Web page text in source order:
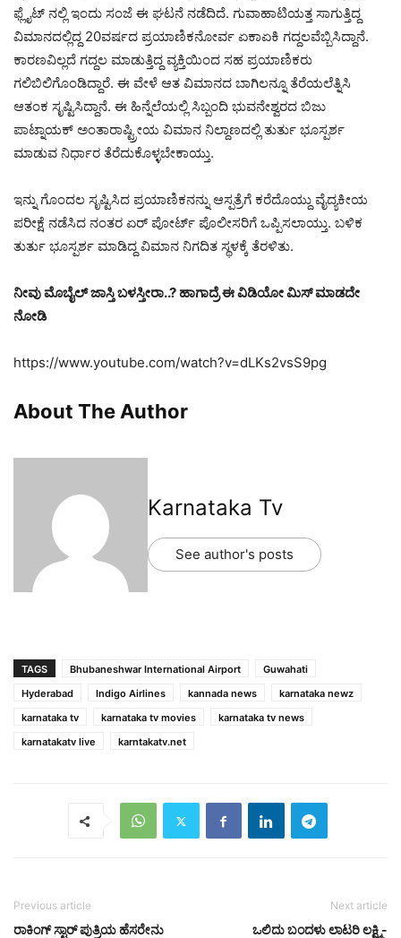
ಫ್ಲೈಟ್ ನಲ್ಲಿ ಇಂದು ಸಂಜೆ ಈ ಘಟನೆ ನಡೆದಿದೆ. ಗುವಾಹಾಟಿಯತ್ತ ಸಾಗುತ್ತಿದ್ದ
ವಿಮಾನದಲ್ಲಿದ್ದ 20ವರ್ಷದ ಪ್ರಯಾಣಿಕನೋರ್ವ ಏಕಾಏಕಿ ಗದ್ದಲವೆಬ್ಬಿಸಿದ್ದಾನೆ.
ಕಾರಣವಿಲ್ಲದೆ ಗದ್ದಲ ಮಾಡುತ್ತಿದ್ದ ವ್ಯಕ್ತಿಯಿಂದ ಸಹ ಪ್ರಯಾಣಿಕರು
ಗಲಿಬಿಲಿಗೊಂಡಿದ್ದಾರೆ. ಈ ವೇಳೆ ಆತ ವಿಮಾನದ ಬಾಗಿಲನ್ನೂ ತೆರೆಯಲೆತ್ನಿಸಿ
ಆತಂಕ ಸೃಷ್ಟಿಸಿದ್ದಾನೆ. ಈ ಹಿನ್ನೆಲೆಯಲ್ಲಿ ಸಿಬ್ಬಂದಿ ಭುವನೇಶ್ವರದ ಬಿಜು
ಪಾಟ್ನಾಯಕ್ ಅಂತಾರಾಷ್ಟ್ರೀಯ ವಿಮಾನ ನಿಲ್ದಾಣದಲ್ಲಿ ತುರ್ತು ಭೂಸ್ಪರ್ಶ
ಮಾಡುವ ನಿರ್ಧಾರ ತೆರೆದುಕೊಳ್ಳಬೇಕಾಯ್ತು.
ಇನ್ನು ಗೊಂದಲ ಸೃಷ್ಟಿಸಿದ ಪ್ರಯಾಣಿಕನನ್ನು ಆಸ್ಪತ್ರೆಗೆ ಕರೆದೊಯ್ದು ವೈದ್ಯಕೀಯ
ಪರೀಕ್ಷೆ ನಡೆಸಿದ ನಂತರ ಏರ್ ಪೋರ್ಟ್ ಪೊಲೀಸರಿಗೆ ಒಪ್ಪಿಸಲಾಯ್ತು. ಬಳಿಕ
ತುರ್ತು ಭೂಸ್ಪರ್ಶ ಮಾಡಿದ್ದ ವಿಮಾನ ನಿಗದಿತ ಸ್ಥಳಕ್ಕೆ ತೆರಳಿತು.
ನೀವು ಮೊಬೈಲ್ ಜಾಸ್ತಿ ಬಳಸ್ತೀರಾ..? ಹಾಗಾದ್ರೆ ಈ ವಿಡಿಯೋ ಮಿಸ್ ಮಾಡದೇ
ನೋಡಿ
https://www.youtube.com/watch?v=dLKs2vsS9pg
About The Author
Karnataka Tv
See author's posts
TAGS Bhubaneshwar International Airport
Guwahati
Hyderabad
Indigo Airlines kannada news
karnataka newz
karnataka tv
karnataka tv movies
karnataka tv news
karnatakatv live
karntakatv.net
Previous article
ರಾಕಿಂಗ್ ಸ್ಟಾರ್ ಪುತ್ರಿಯ ಹೆಸರೇನು
Next article
ಒಲಿದು ಬಂದಳು ಲಾಟರಿ ಲಕ್ಷ್ಮಿ-